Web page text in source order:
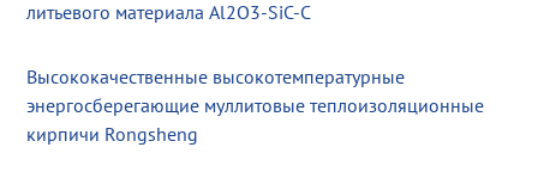
литьевого материала Al2O3-SiC-C
Высококачественные высокотемпературные
энергосберегающие муллитовые теплоизоляционные
кирпичи Rongsheng